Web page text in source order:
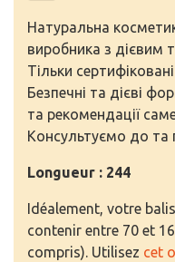
Натуральна
виробника з дієвим
Тільки
Безпечні та дієві
та рекомендації
Консультуємо до та
Longueur : 244
Idéalement, votre
contenir entre 70 et
compris). Utilisez cet